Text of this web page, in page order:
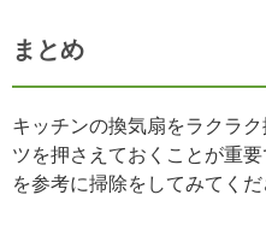
まとめ
キッチンの換気扇をラクラ
ツを押さえておくことが重
を参考に掃除をしてみてくだ